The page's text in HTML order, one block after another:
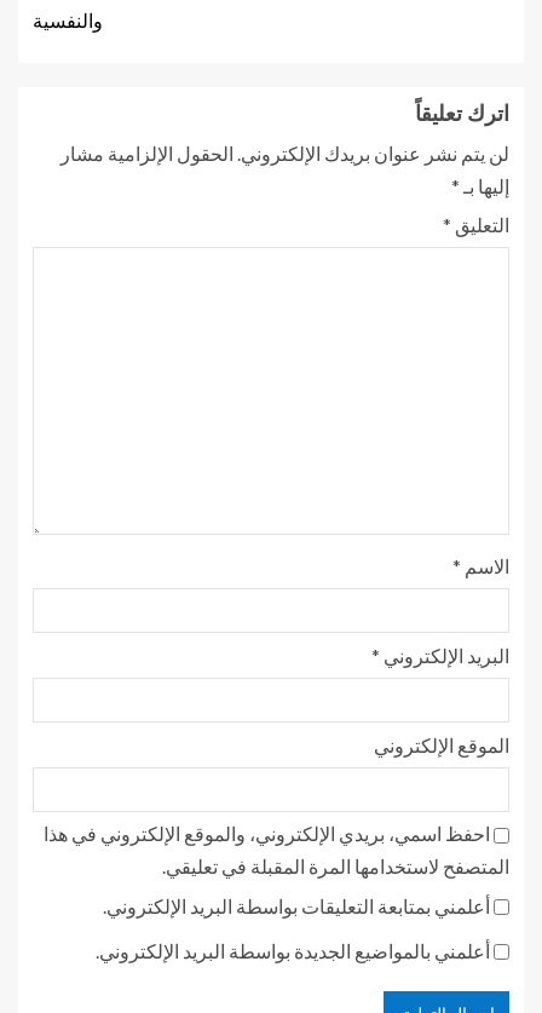
والنفسية
اترك تعليقاً
لن يتم نشر عنوان بريدك الإلكتروني. الحقول الإلزامية مشار
إليها بـ *
التعليق *
الاسم *
البريد الإلكتروني *
الموقع الإلكتروني
احفظ اسمي، بريدي الإلكتروني، والموقع الإلكتروني في هذا
المتصفح لاستخدامها المرة المقبلة في تعليقي.
أعلمني بمتابعة التعليقات بواسطة البريد الإلكتروني.
أعلمني بالمواضيع الجديدة بواسطة البريد الإلكتروني.